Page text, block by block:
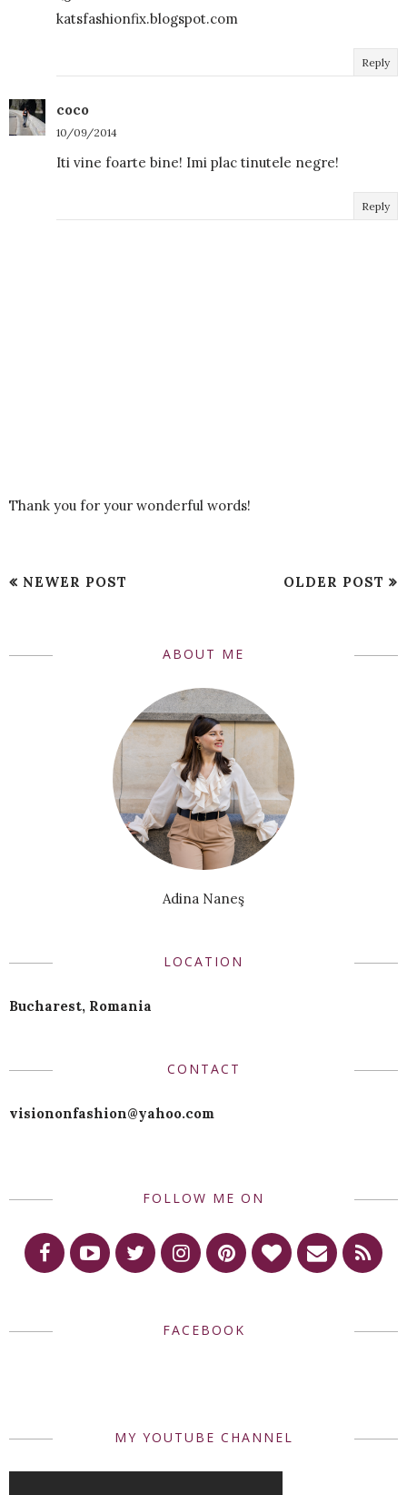
katsfashionfix.blogspot.com
Reply
coco
10/09/2014
Iti vine foarte bine! Imi plac tinutele negre!
Reply
Thank you for your wonderful words!
NEWER POST OLDER POST
ABOUT ME
Adina Naneş
LOCATION
Bucharest, Romania
CONTACT
visiononfashion@yahoo.com
FOLLOW ME ON
FACEBOOK
MY YOUTUBE CHANNEL